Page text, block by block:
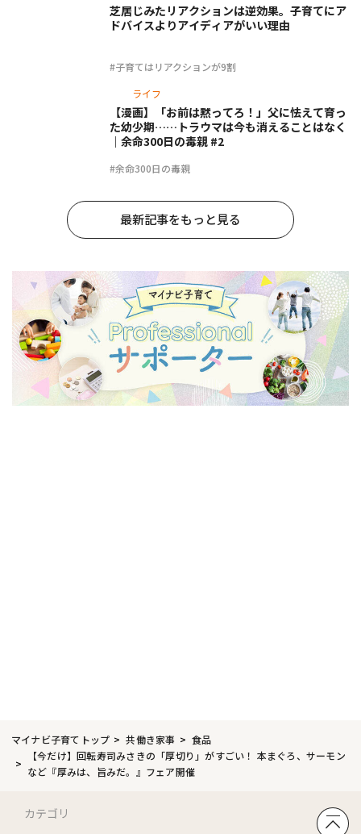
#子育てはリアクションが9割
芝居じみたリアクションは逆効果。子育てにア
ドバイスよりアイディアがいい理由
ライフ
#余命300日の毒親
【漫画】「お前は黙ってろ！」父に怯えて育っ
た幼少期……トラウマは今も消えることはなく
｜余命300日の毒親 #2
最新記事をもっと見る
マイナビ子育てトップ 共働き家事
食品
【今だけ】回転寿司みさきの「厚切り」がすごい！ 本まぐろ、サーモン
など『厚みは、旨みだ。』フェア開催
カテゴリ